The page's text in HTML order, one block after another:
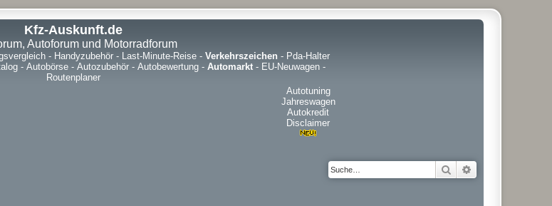
Kfz-Auskunft.de
Autoforum und Motorradforum
- Handyzubehör- Last-Minute-Reise- Verkehrszeichen- Pda-Halter
- Autobörse - Autozubehör - Autobewertung - Automarkt - EU-Neuwagen -
Routenplaner
Autotuning
Jahreswagen
Autokredit
Disclaimer
Suche